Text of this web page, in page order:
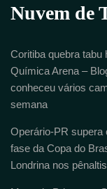
Nuvem de
Coritiba quebra tabu
Química Arena –
conheceu vários
semana
Operário-PR supera
fase da Copa do
Londrina nos